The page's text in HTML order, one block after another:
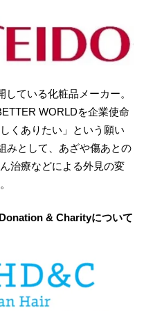
ている化粧品メーカー。
WORLDを企業使命
くありたい」という願い
みとして、あざや傷あとの
治療などによる外見の変
& Charityについて